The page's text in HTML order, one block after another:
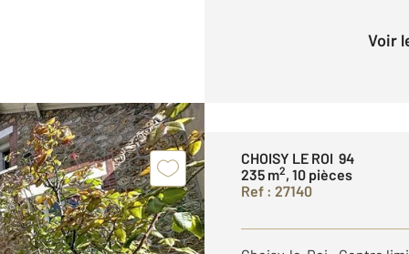
Voir
CHOISY LE ROI 94
235 m2, 10 pièces
Ref : 27140